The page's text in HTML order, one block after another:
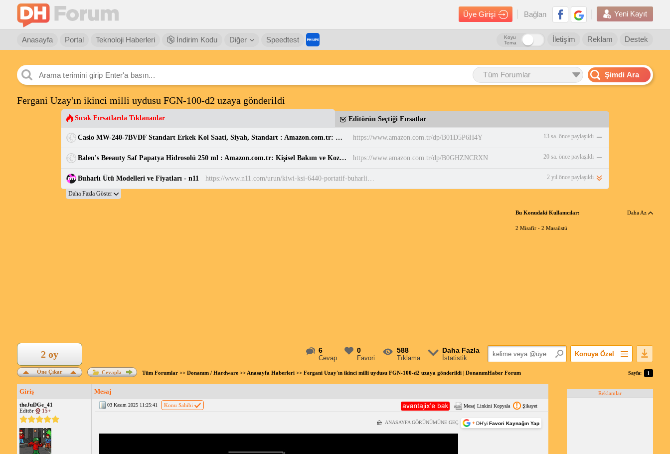
Üye Girişi Bağlan Yeni Kayıt
Anasayfa Portal Teknoloji Haberleri İndirim Kodu Diğer Speedtest Destek
Reklam
İletişim
Koyu
Tema
Tüm Forumlar Şimdi Ara
Fergani Uzay'ın ikinci milli uydusu FGN-100-d2 uzaya gönderildi
Sıcak Fırsatlarda Tıklananlar Editörün Seçtiği Fırsatlar
Casio MW-240-7BVDF Standart Erkek Kol Saati, Siyah, Standart : Amazon.com.tr: Moda https://www.amazon.com.tr/dp/B01D5P6H4Y 13 sa. önce paylaşıldı
Balen's Beeauty Saf Papatya Hidrosolü 250 ml : Amazon.com.tr: Kişisel Bakım ve Kozmetik https://www.amazon.com.tr/dp/B0GHZNCRXN 20 sa. önce paylaşıldı
Buharlı Ütü Modelleri ve Fiyatları - n11 https://www.n11.com/urun/kiwi-ksi-6440-portatif-buharli-kirisik-giderici-dikey-utu-2075778 2 yıl önce paylaşıldı
Bu Konudaki Kullanıcılar: Daha Az
2 Misafir - 2 Masaüstü
6
Cevap
0
Favori
588
Tıklama
Daha Fazla
İstatistik
Konuya Özel
Popüler Mesajlar
Öne Çıkar
2 oy
Cevapla Tüm Forumlar>> Donanım / Hardware>> Anasayfa Haberleri>> Fergani Uzay'ın ikinci milli uydusu FGN-100-d2 uzaya gönderildi | DonanımHaber Forum Sayfa: 1
Giriş Mesaj
theJuDGe_41
Editör
15+
03 Kasım 2025 11:25:41 Konu Sahibi Mesaj Linkini Kopyala Şikayet
+ DH’yi Favori Kaynağın Yap
ANASAYFA GÖRÜNÜMÜNE GEÇ
Reklamlar